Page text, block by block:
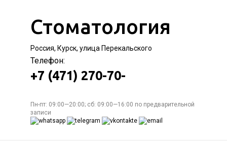
Стоматология
Россия, Курск, улица Перекальского
Телефон:
+7 (471) 270-70-
Пн-пт: 09:00—20:00; сб: 09:00—16:00 по предварительной
записи